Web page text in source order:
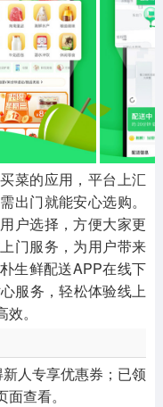
pc游戏
3450款应用
热点新闻
8款应用
菜的应用，平台上汇
出门就能安心选购。
户选择，方便大家更
门服务，为用户带来
生鲜配送APP在线下
服务，轻松体验线上
。
人专享优惠券；已领
查看。